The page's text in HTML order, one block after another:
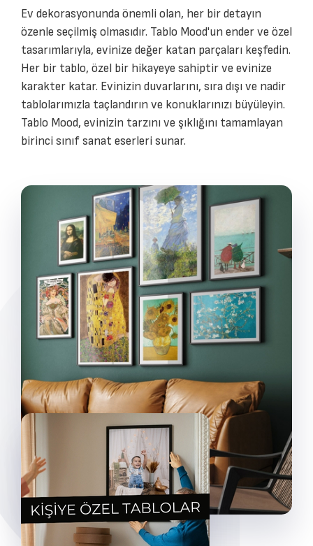
Ev dekorasyonunda önemli olan, her bir detayın
özenle seçilmiş olmasıdır. Tablo Mood'un ender ve özel
tasarımlarıyla, evinize değer katan parçaları keşfedin.
Her bir tablo, özel bir hikayeye sahiptir ve evinize
karakter katar. Evinizin duvarlarını, sıra dışı ve nadir
tablolarımızla taçlandırın ve konuklarınızı büyüleyin.
Tablo Mood, evinizin tarzını ve şıklığını tamamlayan
birinci sınıf sanat eserleri sunar.